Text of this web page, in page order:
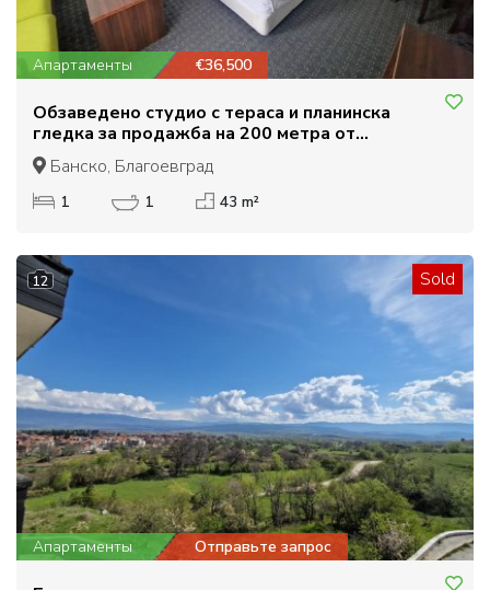
Апартаменты €36,500
Обзаведено студио с тераса и планинска
гледка за продажба на 200 метра от
гондолата в Банско
Банско, Благоевград
1 1 43 m²
12 Sold
Апартаменты Отправьте запрос